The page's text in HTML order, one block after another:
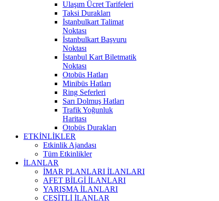
Ulaşım Ücret Tarifeleri
Taksi Durakları
İstanbulkart Talimat
Noktası
İstanbulkart Başvuru
Noktası
İstanbul Kart Biletmatik
Noktası
Otobüs Hatları
Minibüs Hatları
Ring Seferleri
Sarı Dolmuş Hatları
Trafik Yoğunluk
Haritası
Otobüs Durakları
ETKİNLİKLER
Etkinlik Ajandası
Tüm Etkinlikler
İLANLAR
İMAR PLANLARI İLANLARI
AFET BİLGİ İLANLARI
YARIŞMA İLANLARI
ÇEŞİTLİ İLANLAR